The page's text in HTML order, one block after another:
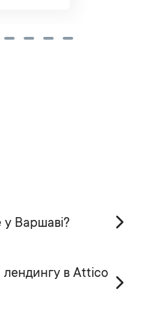
Варшаві?
лендингу в Attico